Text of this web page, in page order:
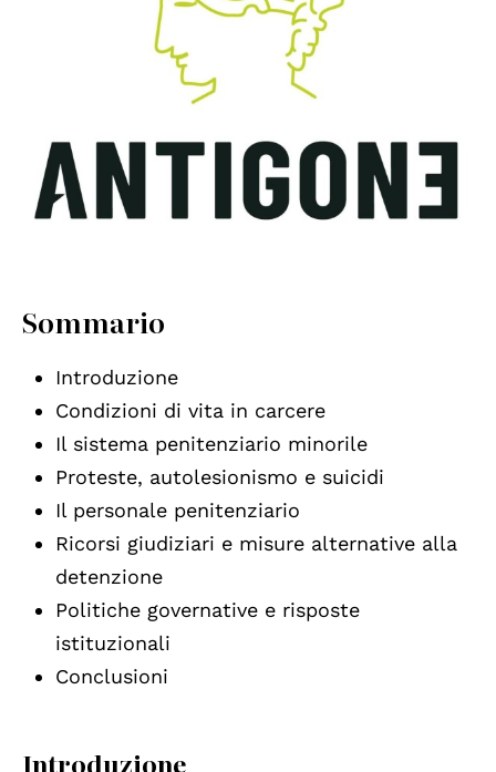
Sommario
Introduzione
Condizioni di vita in carcere
Il sistema penitenziario minorile
Proteste, autolesionismo e suicidi
Il personale penitenziario
Ricorsi giudiziari e misure alternative alla
detenzione
Politiche governative e risposte
istituzionali
Conclusioni
Introduzione